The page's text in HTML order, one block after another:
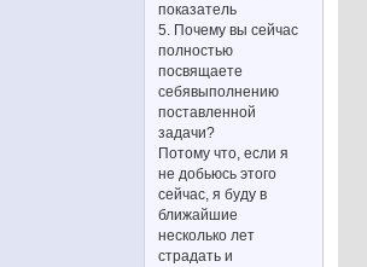
показатель
5. Почему вы сейчас
полностью
посвящаете
себявыполнению
поставленной
задачи?
Потому что, если я
не добьюсь этого
сейчас, я буду в
ближайшие
несколько лет
страдать и